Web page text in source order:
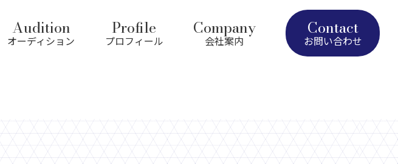
Audition
オーディション
Profile
プロフィール
Company
会社案内
Contact
お問い合わせ